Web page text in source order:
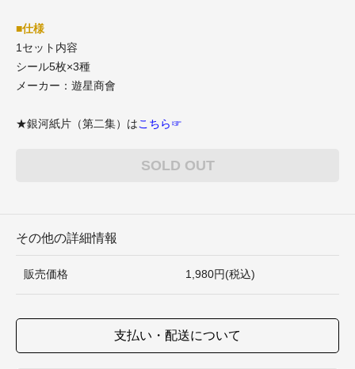
■仕様
1セット内容
シール5枚×3種
メーカー：遊星商會
★銀河紙片（第二集）はこちら☞
SOLD OUT
その他の詳細情報
販売価格 1,980円(税込)
支払い・配送について